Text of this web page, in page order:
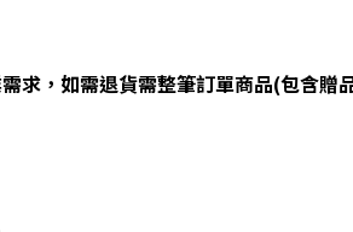
求，如需退貨需整筆訂單商品(包含贈